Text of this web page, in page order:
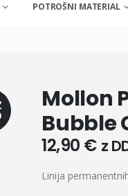
POTROŠNI MATERIAL
Mollon
Bubble
12,90 € z
Linija